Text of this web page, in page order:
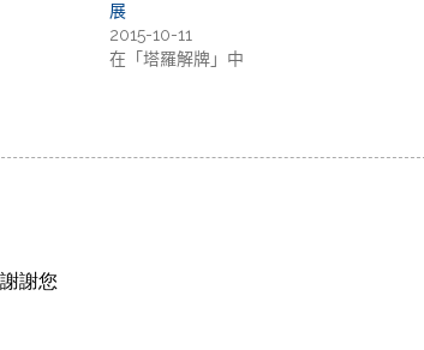
展
2015-10-11
在「塔羅解牌」中